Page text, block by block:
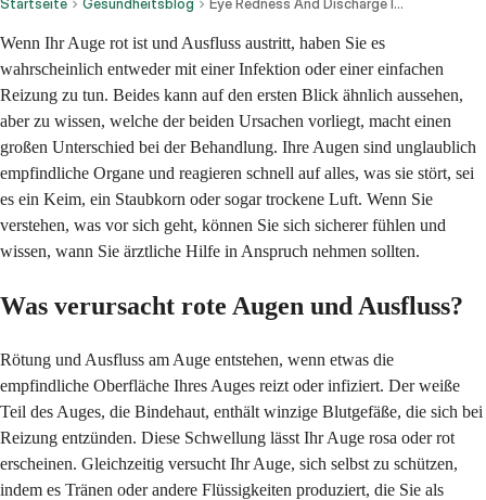
Startseite Gesundheitsblog Eye Redness And Discharge Infection Or Irritation
Wenn Ihr Auge rot ist und Ausfluss austritt, haben Sie es
wahrscheinlich entweder mit einer Infektion oder einer einfachen
Reizung zu tun. Beides kann auf den ersten Blick ähnlich aussehen,
aber zu wissen, welche der beiden Ursachen vorliegt, macht einen
großen Unterschied bei der Behandlung. Ihre Augen sind unglaublich
empfindliche Organe und reagieren schnell auf alles, was sie stört, sei
es ein Keim, ein Staubkorn oder sogar trockene Luft. Wenn Sie
verstehen, was vor sich geht, können Sie sich sicherer fühlen und
wissen, wann Sie ärztliche Hilfe in Anspruch nehmen sollten.
Was verursacht rote Augen und Ausfluss?
Rötung und Ausfluss am Auge entstehen, wenn etwas die
empfindliche Oberfläche Ihres Auges reizt oder infiziert. Der weiße
Teil des Auges, die Bindehaut, enthält winzige Blutgefäße, die sich bei
Reizung entzünden. Diese Schwellung lässt Ihr Auge rosa oder rot
erscheinen. Gleichzeitig versucht Ihr Auge, sich selbst zu schützen,
indem es Tränen oder andere Flüssigkeiten produziert, die Sie als